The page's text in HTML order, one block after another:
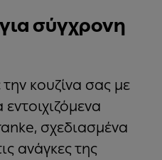
σύγχρονη
κουζίνα σας με
σχεδιασμένα
ανάγκες της